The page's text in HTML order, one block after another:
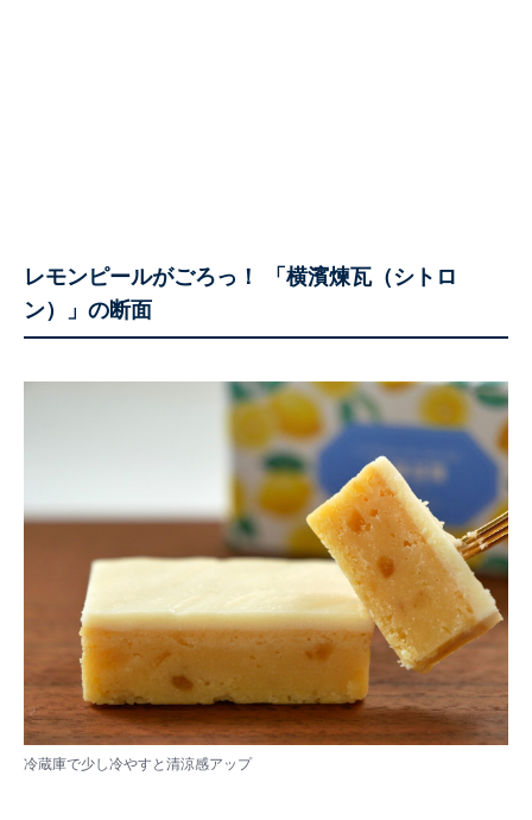
レモンピールがごろっ！ 「横濱煉瓦（シトロ
ン）」の断面
冷蔵庫で少し冷やすと清涼感アップ